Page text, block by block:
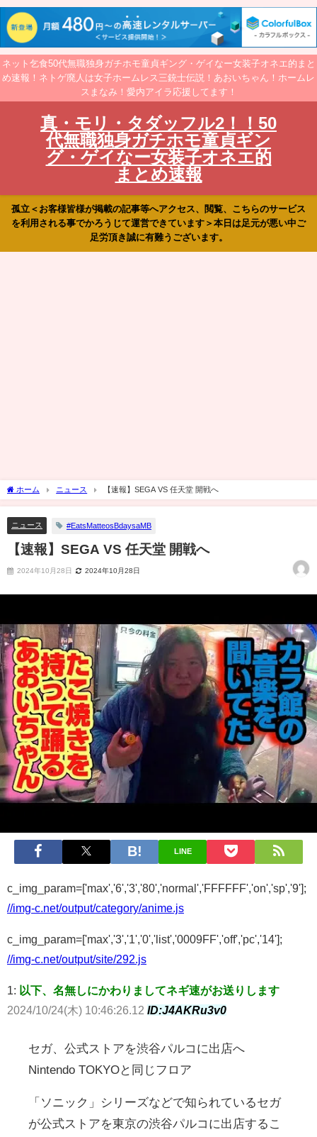
ネット乞食50代無職独身ガチホモ童貞ギング・ゲイなー女装子オネエ的まと
め速報！ネトゲ廃人は女子ホームレス三銃士伝説！あおいちゃん！ホームレ
スまなみ！愛内アイラ応援してます！
真・モリ・タダッフル2！！50
代無職独身ガチホモ童貞ギン
グ・ゲイなー女装子オネエ的
まとめ速報
孤立＜お客様皆様が掲載の記事等へアクセス、閲覧、こちらのサービス
を利用される事でかろうじて運営できています＞本日は足元が悪い中ご
足労頂き誠に有難うございます。
ホーム ニュース 【速報】SEGA VS 任天堂 開戦へ
ニュース #EatsMatteosBdaysaMB
【速報】SEGA VS 任天堂 開戦へ
2024年10月28日 2024年10月28日
LINE
c_img_param=['max','6','3','80','normal','FFFFFF','on','sp','9'];
//img-c.net/output/category/anime.js
c_img_param=['max','3','1','0','list','0009FF','off','pc','14'];
//img-c.net/output/site/292.js
1: 以下、名無しにかわりましてネギ速がお送りします
2024/10/24(木) 10:46:26.12 ID:J4AKRu3v0
セガ、公式ストアを渋谷パルコに出店へ
Nintendo TOKYOと同じフロア
「ソニック」シリーズなどで知られているセガ
が公式ストアを東京の渋谷パルコに出店するこ